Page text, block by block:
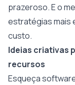
prazeroso. E o
estratégias mais
custo.
Ideias criativas
recursos
Esqueça